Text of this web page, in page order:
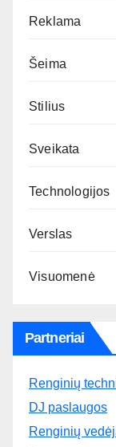
Reklama
Šeima
Stilius
Sveikata
Technologijos
Verslas
Visuomenė
Partneriai
Renginių
DJ paslaugos
Renginių